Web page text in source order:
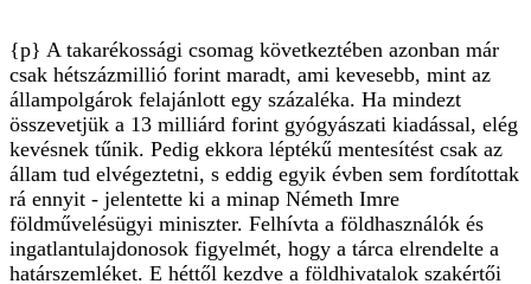
{p} A takarékossági csomag következtében azonban már
csak hétszázmillió forint maradt, ami kevesebb, mint az
állampolgárok felajánlott egy százaléka. Ha mindezt
összevetjük a 13 milliárd forint gyógyászati kiadással, elég
kevésnek tűnik. Pedig ekkora léptékű mentesítést csak az
állam tud elvégeztetni, s eddig egyik évben sem fordítottak
rá ennyit - jelentette ki a minap Németh Imre
földművelésügyi miniszter. Felhívta a földhasználók és
ingatlantulajdonosok figyelmét, hogy a tárca elrendelte a
határszemléket. E héttől kezdve a földhivatalok szakértői